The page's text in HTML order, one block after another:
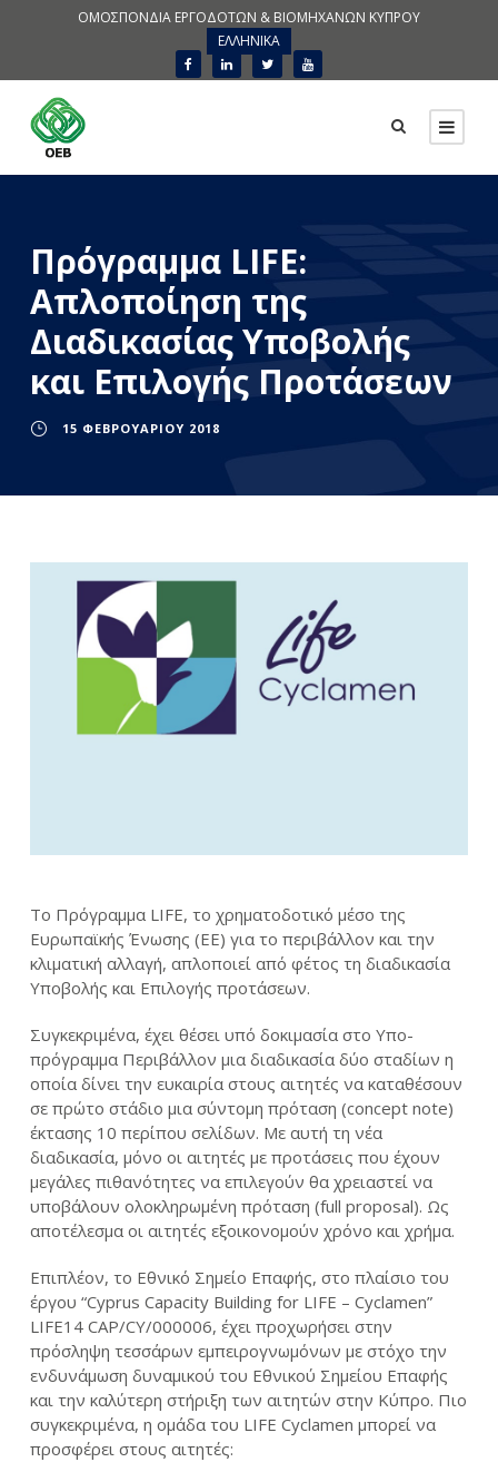
ΟΜΟΣΠΟΝΔΙΑ ΕΡΓΟΔΟΤΩΝ & ΒΙΟΜΗΧΑΝΩΝ ΚΥΠΡΟΥ
ΕΛΛΗΝΙΚΑ
Πρόγραμμα LIFE:
Απλοποίηση της
Διαδικασίας Υποβολής
και Επιλογής Προτάσεων
15 ΦΕΒΡΟΥΑΡΊΟΥ 2018
Το Πρόγραμμα LIFE, το χρηματοδοτικό μέσο της
Ευρωπαϊκής Ένωσης (EE) για το περιβάλλον και την
κλιματική αλλαγή, απλοποιεί από φέτος τη διαδικασία
Υποβολής και Επιλογής προτάσεων.
Συγκεκριμένα, έχει θέσει υπό δοκιμασία στο Υπο-
πρόγραμμα Περιβάλλον μια διαδικασία δύο σταδίων η
οποία δίνει την ευκαιρία στους αιτητές να καταθέσουν
σε πρώτο στάδιο μια σύντομη πρόταση (concept note)
έκτασης 10 περίπου σελίδων. Με αυτή τη νέα
διαδικασία, μόνο οι αιτητές με προτάσεις που έχουν
μεγάλες πιθανότητες να επιλεγούν θα χρειαστεί να
υποβάλουν ολοκληρωμένη πρόταση (full proposal). Ως
αποτέλεσμα οι αιτητές εξοικονομούν χρόνο και χρήμα.
Επιπλέον, το Εθνικό Σημείο Επαφής, στο πλαίσιο του
έργου “Cyprus Capacity Building for LIFE – Cyclamen”
LIFE14 CAP/CY/000006, έχει προχωρήσει στην
πρόσληψη τεσσάρων εμπειρογνωμόνων με στόχο την
ενδυνάμωση δυναμικού του Εθνικού Σημείου Επαφής
και την καλύτερη στήριξη των αιτητών στην Κύπρο. Πιο
συγκεκριμένα, η ομάδα του LIFE Cyclamen μπορεί να
προσφέρει στους αιτητές: